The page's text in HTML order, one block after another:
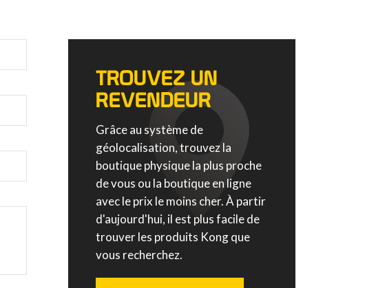
TROUVEZ UN
REVENDEUR
Grâce au système de
géolocalisation, trouvez la
boutique physique la plus proche
de vous ou la boutique en ligne
avec le prix le moins cher. À partir
d'aujourd'hui, il est plus facile de
trouver les produits Kong que
vous recherchez.